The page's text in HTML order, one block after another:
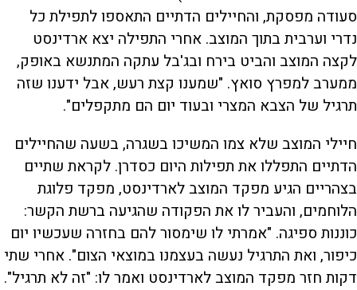
סעודה מפסקת, והחיילים הדתיים התאספו לתפילת כל
נדרי וערבית בתוך המוצב. אחרי התפילה יצא ארדינסט
לקצה המוצב והביט בירח ובג'בל עתקה המתנשא באופק,
ממערב למפרץ סואץ. "שמענו קצת רעש, אבל ידענו שזה
תרגיל של הצבא המצרי ובעוד יום הם מתקפלים".
חיילי המוצב שלא צמו המשיכו בשגרה, בשעה שהחיילים
הדתיים התפללו את תפילות היום כסדרן. לקראת שתיים
בצהריים הגיע מפקד המוצב לארדינסט, מפקד פלוגת
הלוחמים, והעביר לו את הפקודה שהגיעה ברשת הקשר:
כוננות ספיגה. "אמרתי לו שימסור להם בחזרה שעכשיו יום
כיפור, ואת התרגיל נעשה בעצמנו במוצאי הצום". אחרי שתי
דקות חזר מפקד המוצב לארדינסט ואמר לו: "זה לא תרגיל".